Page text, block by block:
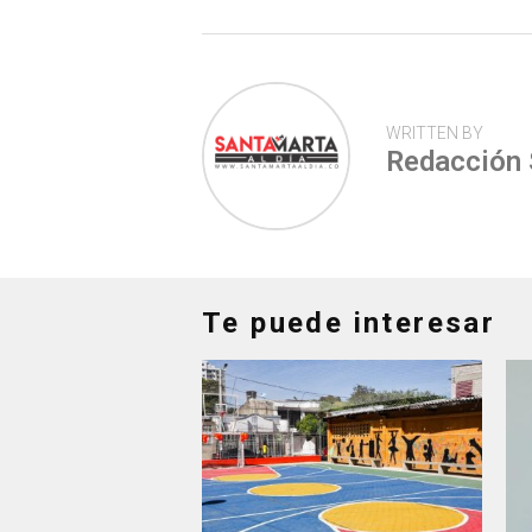
WRITTEN BY
Redacción
Te puede interesar